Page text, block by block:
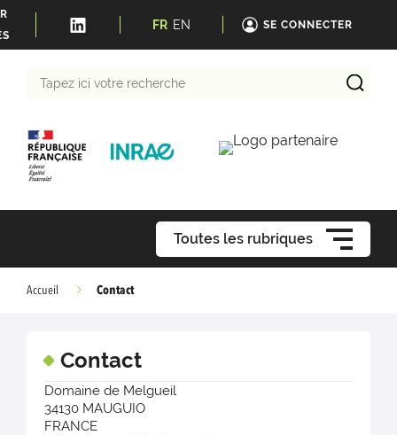
FR EN SE CONNECTER
Toutes les rubriques
Accueil Contact
Contact
Domaine de Melgueil
34130 MAUGUIO
FRANCE